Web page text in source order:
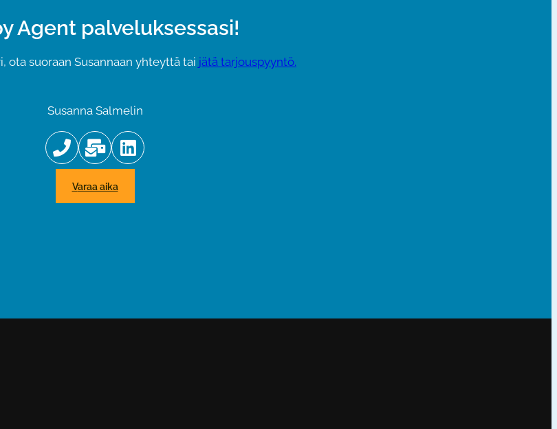
Agent palveluksessasi!
ota suoraan Susannaan yhteyttä tai jätä tarjouspyyntö.
Susanna Salmelin
varaa aika